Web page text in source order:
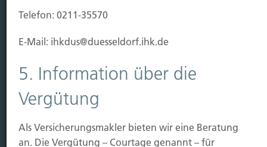
Telefon:
0211-490066 |
© Hubert Brück KG
Telefon: 0211-35570
E-Mail: ihkdus@duesseldorf.ihk.de
5. Information über die
Vergütung
Als Versicherungsmakler bieten wir eine Beratung
an. Die Vergütung – Courtage genannt – für